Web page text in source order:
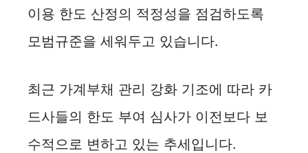
이용 한도 산정의 적정성을 점검하도록
모범규준을 세워두고 있습니다.
최근 가계부채 관리 강화 기조에 따라 카
드사들의 한도 부여 심사가 이전보다 보
수적으로 변하고 있는 추세입니다.